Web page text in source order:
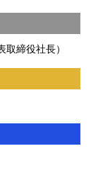
締役社長）